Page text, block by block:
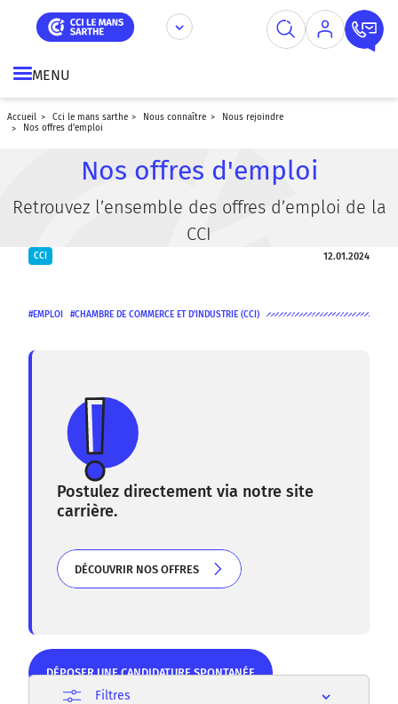
contenu
MENU
accueil cci le mans sarthe nous connaître
nous rejoindre
nos offres d'emploi
Nos offres d'emploi
Retrouvez l’ensemble des offres d’emploi de la
CCI
CCI 12.01.2024
EMPLOI CHAMBRE DE COMMERCE ET D'INDUSTRIE (CCI)
Postulez directement via notre site
carrière.
DÉCOUVRIR NOS OFFRES
DÉPOSER UNE CANDIDATURE SPONTANÉE
Filtres
Panneau de gestion des cookies